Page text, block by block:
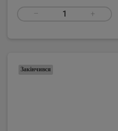
– 1 +
Закінчився